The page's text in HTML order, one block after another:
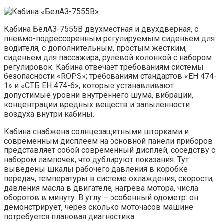
Кабина БелАЗ-7555В двухместная и двухдверная, с
пневмо-подрессоренным регулируемым сиденьем для
водителя, с дополнительным, простым жёстким,
сиденьем для пассажира, рулевой колонкой с набором
регулировок. Кабина отвечает требованиям системы
безопасности «RОPS»; требованиям стандартов «ЕН 474-
1» и «СТБ ЕН 474-6», которые устанавливают
допустимые уровни внутреннего шума, вибрации,
концентрации вредных веществ и запыленности
воздуха внутри кабины.
Кабина снабжена солнцезащитными шторками и
современным дисплеем на основной панели приборов
представляет собой современный дисплей, соседству с
набором лампочек, что дублируют показания. Тут
выведены шкалы рабочего давления в коробке
передач, температуры в системе охлаждения, скорости,
давления масла в двигателе, нагрева мотора, числа
оборотов в минуту. В углу – особенный одометр: он
демонстрирует, через сколько моточасов машине
потребуется плановая диагностика.